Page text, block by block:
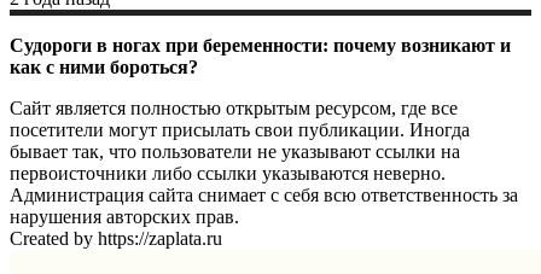
Судороги в ногах при беременности: почему возникают и
как с ними бороться?
Сайт является полностью открытым ресурсом, где все
посетители могут присылать свои публикации. Иногда
бывает так, что пользователи не указывают ссылки на
первоисточники либо ссылки указываются неверно.
Администрация сайта снимает с себя всю ответственность за
нарушения авторских прав.
Created by https://zaplata.ru